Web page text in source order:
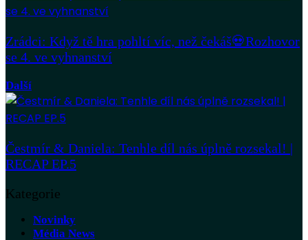
Zrádci: Když tě hra pohltí víc, než čekáš💀Rozhovor
se 4. ve vyhnanství
Další
Čestmír & Daniela: Tenhle díl nás úplně rozsekal! |
RECAP EP.5
Kategorie
Novinky
Média News